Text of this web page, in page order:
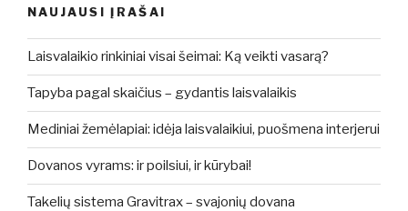
NAUJAUSI ĮRAŠAI
Laisvalaikio rinkiniai visai šeimai: Ką veikti vasarą?
Tapyba pagal skaičius – gydantis laisvalaikis
Mediniai žemėlapiai: idėja laisvalaikiui, puošmena interjerui
Dovanos vyrams: ir poilsiui, ir kūrybai!
Takelių sistema Gravitrax – svajonių dovana